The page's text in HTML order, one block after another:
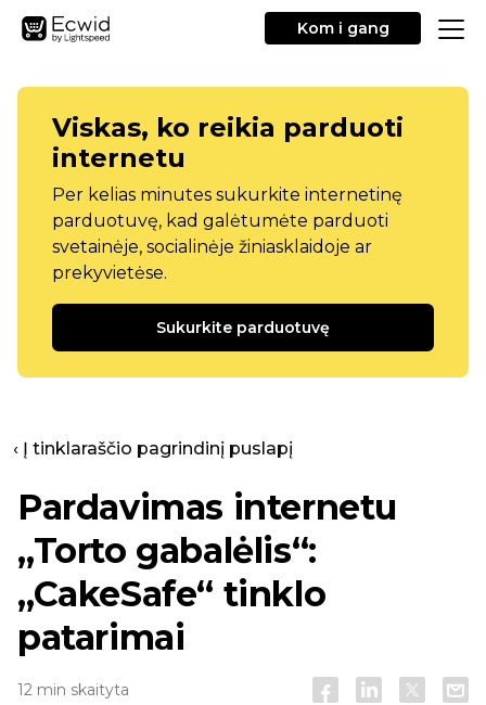
Kom i gang
Viskas, ko reikia parduoti
internetu
Per kelias minutes sukurkite internetinę
parduotuvę, kad galėtumėte parduoti
svetainėje, socialinėje žiniasklaidoje ar
prekyvietėse.
Sukurkite parduotuvę
‹ Į tinklaraščio pagrindinį puslapį
Pardavimas internetu
„Torto gabalėlis“:
„CakeSafe“ tinklo
patarimai
12 min skaityta